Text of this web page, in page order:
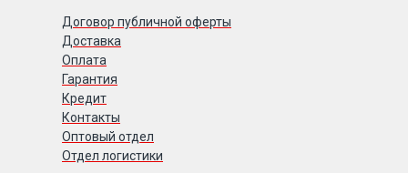
Договор публичной оферты
Доставка
Оплата
Гарантия
Кредит
Контакты
Оптовый отдел
Отдел логистики